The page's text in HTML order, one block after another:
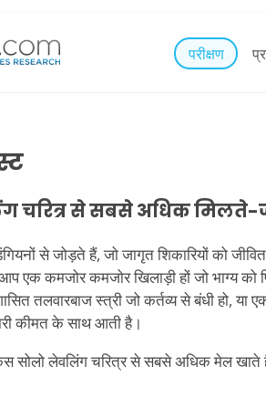
परीक्षण
चरित्र से सबसे अधिक
से जोड़ते हैं, जो जागृत शिकारियों को
एक कमजोर कमजोर खिलाड़ी हों जो भाग्य को
तलवारबाज स्त्री जो कर्तव्य से बंधी हो, या
कीमत के साथ आती है।
सोलो लेवलिंग चरित्र से सबसे अधिक मेल खाते